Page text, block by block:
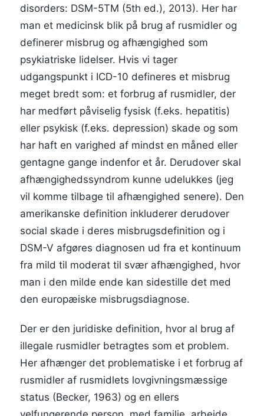
disorders: DSM-5TM (5th ed.), 2013). Her har
man et medicinsk blik på brug af rusmidler og
definerer misbrug og afhængighed som
psykiatriske lidelser. Hvis vi tager
udgangspunkt i ICD-10 defineres et misbrug
meget bredt som: et forbrug af rusmidler, der
har medført påviselig fysisk (f.eks. hepatitis)
eller psykisk (f.eks. depression) skade og som
har haft en varighed af mindst en måned eller
gentagne gange indenfor et år. Derudover skal
afhængighedssyndrom kunne udelukkes (jeg
vil komme tilbage til afhængighed senere). Den
amerikanske definition inkluderer derudover
social skade i deres misbrugsdefinition og i
DSM-V afgøres diagnosen ud fra et kontinuum
fra mild til moderat til svær afhængighed, hvor
man i den milde ende kan sidestille det med
den europæiske misbrugsdiagnose.
Der er den juridiske definition, hvor al brug af
illegale rusmidler betragtes som et problem.
Her afhænger det problematiske i et forbrug af
rusmidler af rusmidlets lovgivningsmæssige
status (Becker, 1963) og en ellers